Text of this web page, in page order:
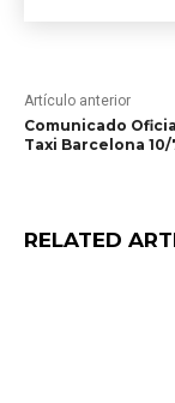
Artículo anterior
Comunicado
Taxi Barcelona 10/
RELATED